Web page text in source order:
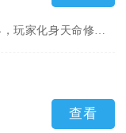
查看